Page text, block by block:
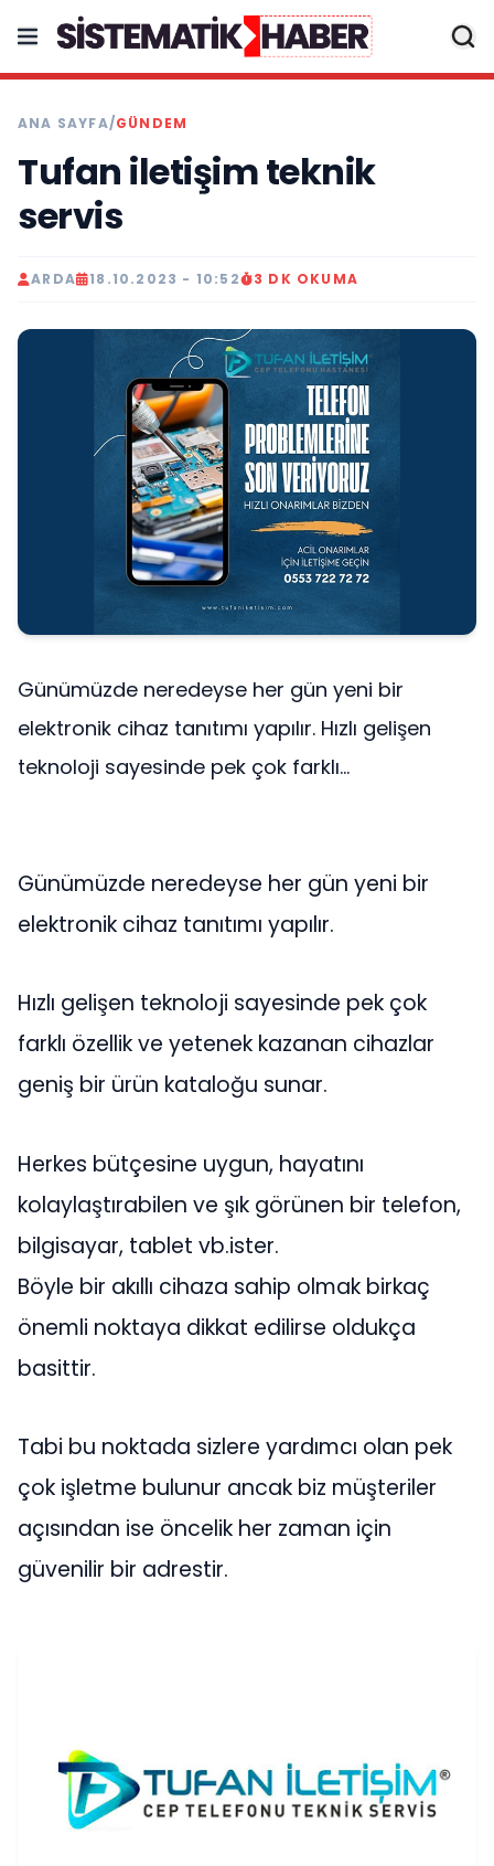
ANA SAYFA/GÜNDEM
Tufan iletişim teknik
servis
ARDA 18.10.2023 - 10:52 3 DK OKUMA
Günümüzde neredeyse her gün yeni bir
elektronik cihaz tanıtımı yapılır. Hızlı gelişen
teknoloji sayesinde pek çok farklı...
Günümüzde neredeyse her gün yeni bir
elektronik cihaz tanıtımı yapılır.
Hızlı gelişen teknoloji sayesinde pek çok
farklı özellik ve yetenek kazanan cihazlar
geniş bir ürün kataloğu sunar.
Herkes bütçesine uygun, hayatını
kolaylaştırabilen ve şık görünen bir telefon,
bilgisayar, tablet vb.ister.
Böyle bir akıllı cihaza sahip olmak birkaç
önemli noktaya dikkat edilirse oldukça
basittir.
Tabi bu noktada sizlere yardımcı olan pek
çok işletme bulunur ancak biz müşteriler
açısından ise öncelik her zaman için
güvenilir bir adrestir.